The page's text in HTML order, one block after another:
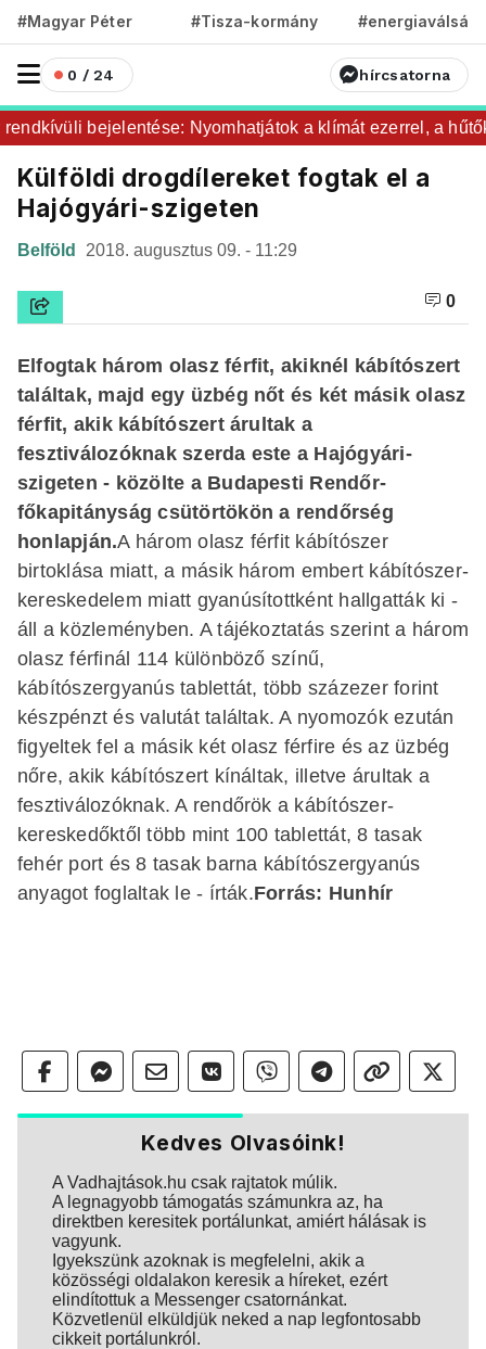
#Magyar Péter #Tisza-kormány #energiaválság
0 / 24 hírcsatorna
bejelentése: Nyomhatjátok a klímát ezerrel, a
Külföldi drogdílereket fogtak el a
Hajógyári-szigeten
Belföld 2018. augusztus 09. - 11:29
0
Elfogtak három olasz férfit, akiknél kábítószert
találtak, majd egy üzbég nőt és két másik olasz
férfit, akik kábítószert árultak a
fesztiválozóknak szerda este a Hajógyári-
szigeten - közölte a Budapesti Rendőr-
főkapitányság csütörtökön a rendőrség
honlapján.A három olasz férfit kábítószer
birtoklása miatt, a másik három embert kábítószer-
kereskedelem miatt gyanúsítottként hallgatták ki -
áll a közleményben. A tájékoztatás szerint a három
olasz férfinál 114 különböző színű,
kábítószergyanús tablettát, több százezer forint
készpénzt és valutát találtak. A nyomozók ezután
figyeltek fel a másik két olasz férfire és az üzbég
nőre, akik kábítószert kínáltak, illetve árultak a
fesztiválozóknak. A rendőrök a kábítószer-
kereskedőktől több mint 100 tablettát, 8 tasak
fehér port és 8 tasak barna kábítószergyanús
anyagot foglaltak le - írták.Forrás: Hunhír
Kedves Olvasóink!
A Vadhajtások.hu csak rajtatok múlik.
A legnagyobb támogatás számunkra az, ha
direktben keresitek portálunkat, amiért hálásak is
vagyunk.
Igyekszünk azoknak is megfelelni, akik a
közösségi oldalakon keresik a híreket, ezért
elindítottuk a Messenger csatornánkat.
Közvetlenül elküldjük neked a nap legfontosabb
cikkeit portálunkról.